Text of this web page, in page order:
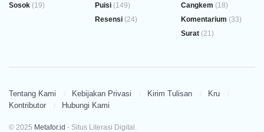
Sosok (19)
Puisi (149)
Resensi (24)
Cangkem (18)
Komentarium (33)
Surat (21)
Tentang Kami Kebijakan Privasi Kirim Tulisan
Kru
Kontributor
Hubungi Kami
© 2025 Metafor.id - Situs Literasi Digital.